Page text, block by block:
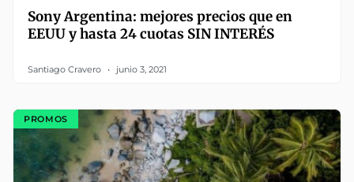
Sony Argentina: mejores precios que en
EEUU y hasta 24 cuotas SIN INTERÉS
Santiago Cravero junio 3, 2021
PROMOS